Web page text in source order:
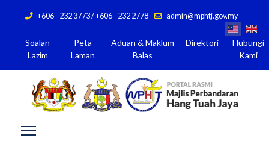
+606 - 232 3773 / +606 - 232 2778 admin@mphtj.gov.my
Soalan
Lazim
Peta
Laman
Aduan & Maklum
Balas
Direktori
Hubungi
Kami